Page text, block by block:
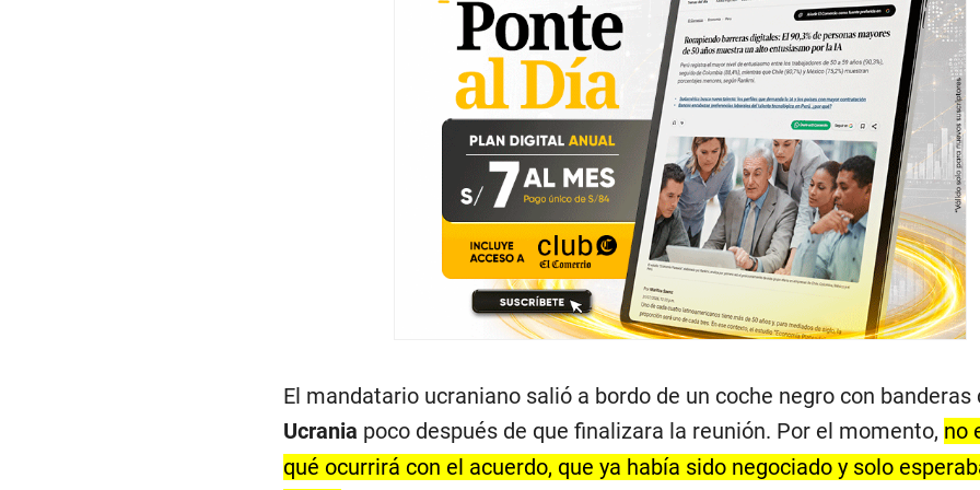
El mandatario ucraniano salió a bordo de un coche negro con banderas
Ucrania poco después de que finalizara la reunión. Por el momento, no
qué ocurrirá con el acuerdo, que ya había sido negociado y solo